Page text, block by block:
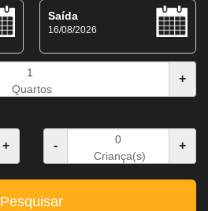
Saída
16/08/2026
Quartos
+
+ -
Criança(s)
+
Pesquisar